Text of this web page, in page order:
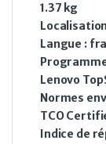
1.37 kg
Localisation
Langue :
Lenovo
Normes
TCO
Indice de